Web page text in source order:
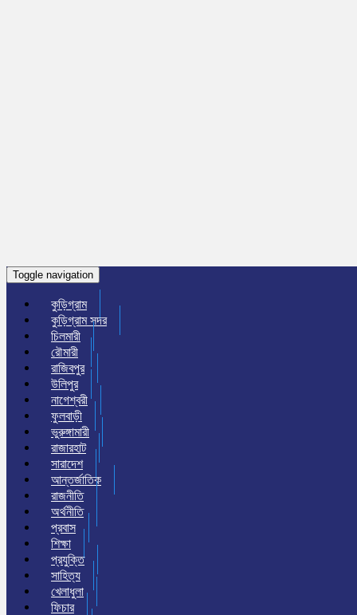
Toggle navigation
কুড়িগ্রাম
কুড়িগ্রাম সদর
চিলমারী
রৌমারী
রাজিবপুর
উলিপুর
নাগেশ্বরী
ফুলবাড়ী
ভুরুঙ্গামারী
রাজারহাট
সারাদেশ
আন্তর্জাতিক
রাজনীতি
অর্থনীতি
প্রবাস
শিক্ষা
প্রযুক্তি
সাহিত্য
খেলাধুলা
ফিচার